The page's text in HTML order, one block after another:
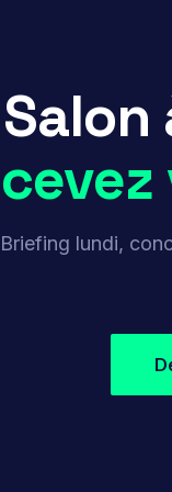
Salon
Briefing lundi,